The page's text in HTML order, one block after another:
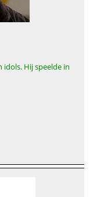
idols. Hij speelde in